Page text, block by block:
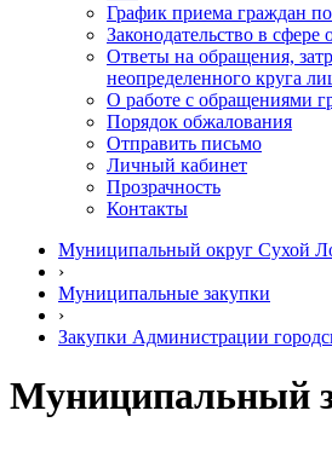
График приема граждан
Законодательство в
Ответы на обращения,
неопределенного круга
О работе с обращениями
Порядок обжалования
Отправить письмо
Личный кабинет
Прозрачность
Контакты
Муниципальный округ Сухой
›
Муниципальные закупки
›
Закупки Администрации
Муниципальный